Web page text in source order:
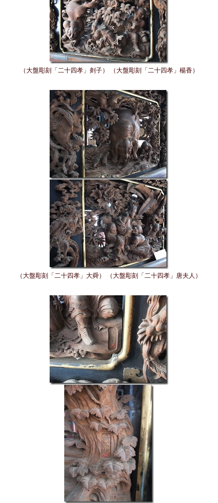
（大盤彫刻「二十四孝」剡子） （大盤彫刻「二十四孝」楊香）
（大盤彫刻「二十四孝」大舜） （大盤彫刻「二十四孝」唐夫人）